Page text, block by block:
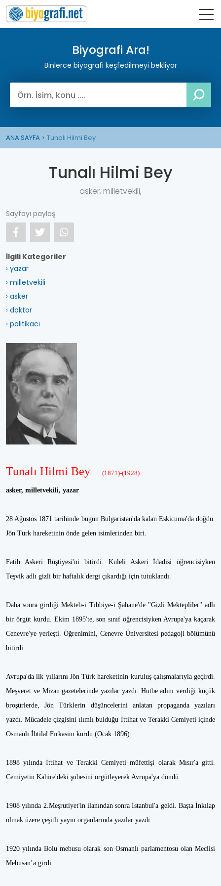
Biyografi Ara!
Binlerce biyografi keşfedilmeyi bekliyor
ANA SAYFA Tunalı Hilmi Bey
Tunalı Hilmi Bey
asker, milletvekili,
Sayfayı paylaş
İlgili Kategoriler
› yazar
› milletvekili
› asker
› doktor
› politikacı
Tunalı Hilmi Bey (1871)-(1928)
asker, milletvekili, yazar
28 Ağustos 1871 tarihinde bugün Bulgaristan'da kalan Eskicuma'da doğdu.
Jön Türk hareketinin önde gelen isimlerinden biri.
Fatih Askeri Rüştiyesi'ni bitirdi. Kuleli Askeri İdadisi öğrencisiyken
Teşvik adlı gizli bir haftalık dergi çıkardığı için tutuklandı.
Daha sonra girdiği Mekteb-i Tıbbiye-i Şahane'de "Gizli Mektepliler" adlı
bir örgüt kurdu. Ekim 1895'te, son sınıf öğrencisiyken Avrupa'ya kaçarak
Cenevre'ye yerleşti. Öğrenimini, Cenevre Üniversitesi pedagoji bölümünü
bitirdi.
Avrupa'da ilk yıllarını Jön Türk hareketinin kuruluş çalışmalarıyla geçirdi.
Meşveret ve Mizan gazetelerinde yazılar yazdı. Hutbe adını verdiği küçük
broşürlerde, Jön Türklerin düşüncelerini anlatan propaganda yazıları
yazdı. Mücadele çizgisini ılımlı bulduğu İttihat ve Terakki Cemiyeti içinde
Osmanlı İhtilal Fırkasını kurdu (Ocak 1896).
1898 yılında İttihat ve Terakki Cemiyeti müfettişi olarak Mısır'a gitti.
Cemiyetin Kahire'deki şubesini örgütleyerek Avrupa'ya döndü.
1908 yılında 2.Meşrutiyet'in ilanından sonra İstanbul'a geldi. Başta İnkılap
olmak üzere çeşitli yayın organlarında yazılar yazdı.
1920 yılında Bolu mebusu olarak son Osmanlı parlamentosu olan Meclisi
Mebusan’a girdi.